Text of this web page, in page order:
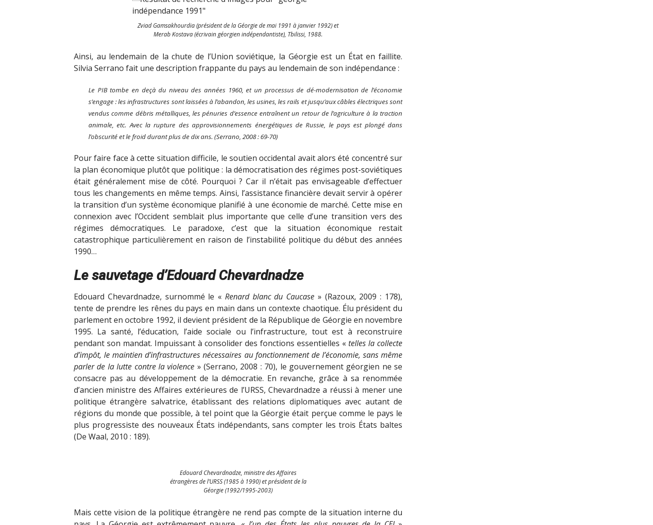
Zviad Gamsakhourdia (président de la Géorgie de mai 1991 à janvier 1992) et
Merab Kostava (écrivain géorgien indépendantiste), Tbilissi, 1988.
Ainsi, au lendemain de la chute de l’Union soviétique, la Géorgie est un État en faillite.
Silvia Serrano fait une description frappante du pays au lendemain de son indépendance :
Le PIB tombe en deçà du niveau des années 1960, et un processus de dé-modernisation de l’économie
s’engage : les infrastructures sont laissées à l’abandon, les usines, les rails et jusqu’aux câbles électriques sont
vendus comme débris métalliques, les pénuries d’essence entraînent un retour de l’agriculture à la traction
animale, etc. Avec la rupture des approvisionnements énergétiques de Russie, le pays est plongé dans
l’obscurité et le froid durant plus de dix ans. (Serrano, 2008 : 69-70)
Pour faire face à cette situation difficile, le soutien occidental avait alors été concentré sur
la plan économique plutôt que politique : la démocratisation des régimes post-soviétiques
était généralement mise de côté. Pourquoi ? Car il n’était pas envisageable d’effectuer
tous les changements en même temps. Ainsi, l’assistance financière devait servir à opérer
la transition d’un système économique planifié à une économie de marché. Cette mise en
connexion avec l’Occident semblait plus importante que celle d’une transition vers des
régimes démocratiques. Le paradoxe, c’est que la situation économique restait
catastrophique particulièrement en raison de l’instabilité politique du début des années
1990…
Le sauvetage d’Edouard Chevardnadze
Edouard Chevardnadze, surnommé le « Renard blanc du Caucase » (Razoux, 2009 : 178),
tente de prendre les rênes du pays en main dans un contexte chaotique. Élu président du
parlement en octobre 1992, il devient président de la République de Géorgie en novembre
1995. La santé, l’éducation, l’aide sociale ou l’infrastructure, tout est à reconstruire
pendant son mandat. Impuissant à consolider des fonctions essentielles « telles la collecte
d’impôt, le maintien d’infrastructures nécessaires au fonctionnement de l’économie, sans même
parler de la lutte contre la violence » (Serrano, 2008 : 70), le gouvernement géorgien ne se
consacre pas au développement de la démocratie. En revanche, grâce à sa renommée
d’ancien ministre des Affaires extérieures de l’URSS, Chevardnadze a réussi à mener une
politique étrangère salvatrice, établissant des relations diplomatiques avec autant de
régions du monde que possible, à tel point que la Géorgie était perçue comme le pays le
plus progressiste des nouveaux États indépendants, sans compter les trois États baltes
(De Waal, 2010 : 189).
Edouard Chevardnadze, ministre des Affaires
étrangères de l’URSS (1985 à 1990) et président de la
Géorgie (1992/1995-2003)
Mais cette vision de la politique étrangère ne rend pas compte de la situation interne du